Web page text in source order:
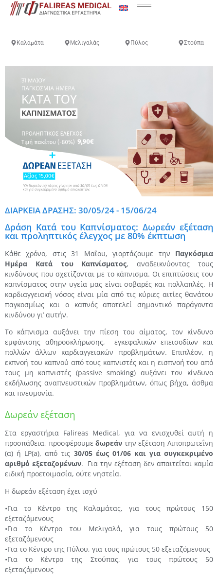
Καλαμάτα Μελιγαλάς Πύλος Στούπα
ΔΙΑΡΚΕΙΑ ΔΡΑΣΗΣ: 30/05/24 - 15/06/24
Δράση Κατά του Καπνίσματος: Δωρεάν εξέταση
και προληπτικός έλεγχος με 80% έκπτωση
Κάθε χρόνο, στις 31 Μαΐου, γιορτάζουμε την Παγκόσμια
Ημέρα Κατά του Καπνίσματος, αναδεικνύοντας τους
κινδύνους που σχετίζονται με το κάπνισμα. Οι επιπτώσεις του
καπνίσματος στην υγεία μας είναι σοβαρές και πολλαπλές. Η
καρδιαγγειακή νόσος είναι μία από τις κύριες αιτίες θανάτου
παγκοσμίως και ο καπνός αποτελεί σημαντικό παράγοντα
κινδύνου γι’ αυτήν.
Το κάπνισμα αυξάνει την πίεση του αίματος, τον κίνδυνο
εμφάνισης αθηροσκλήρωσης, εγκεφαλικών επεισοδίων και
πολλών άλλων καρδιαγγειακών προβλημάτων. Επιπλέον, η
εκπνοή του καπνού από τους καπνιστές και η εισπνοή του από
τους μη καπνιστές (passive smoking) αυξάνει τον κίνδυνο
εκδήλωσης αναπνευστικών προβλημάτων, όπως βήχα, άσθμα
και πνευμονία.
Δωρεάν εξέταση
Στα εργαστήρια Falireas Medical, για να ενισχυθεί αυτή η
προσπάθεια, προσφέρουμεδωρεάν την εξέταση Λιποπρωτεΐνη
(α) ή LP(a), από τις 30/05 έως 01/06 και για συγκεκριμένο
αριθμό εξεταζoμένων. Για την εξέταση δεν απαιτείται καμία
ειδική προετοιμασία, ούτε νηστεία.
Η δωρεάν εξέταση έχει ισχύ
•Για το Κέντρο της Καλαμάτας, για τους πρώτους 150
εξεταζόμενους
•Για το Κέντρο του Μελιγαλά, για τους πρώτους 50
εξεταζόμενους
•Για το Κέντρο της Πύλου, για τους πρώτους 50 εξεταζόμενους
•Για το Κέντρο της Στούπας, για τους πρώτους 50
εξεταζόμενους